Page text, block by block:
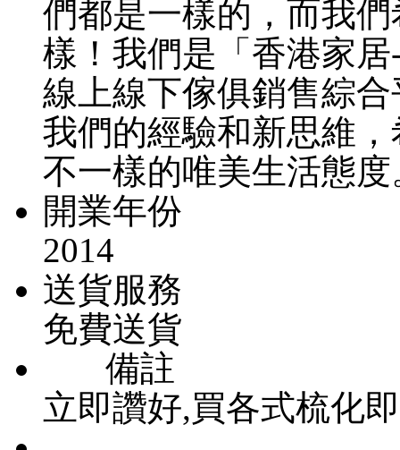
們都是一樣的，而我
樣！我們是「香港家
線上線下傢俱銷售綜
我們的經驗和新思維
不一樣的唯美生活態度
開業年份
2014
送貨服務
免費送貨
備註
立即讚好,買各式梳化